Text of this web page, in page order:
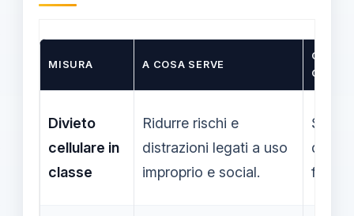
MISURA A COSA SERVE
CHI È
Divieto
cellulare in
classe
Ridurre rischi e
distrazioni legati a uso
improprio e social.